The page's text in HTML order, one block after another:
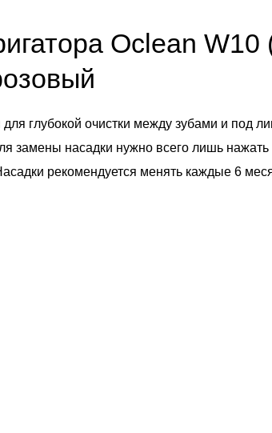
Oclean W10
глубокой очистки между зубами и под
замены насадки нужно всего лишь нажать
рекомендуется менять каждые 6